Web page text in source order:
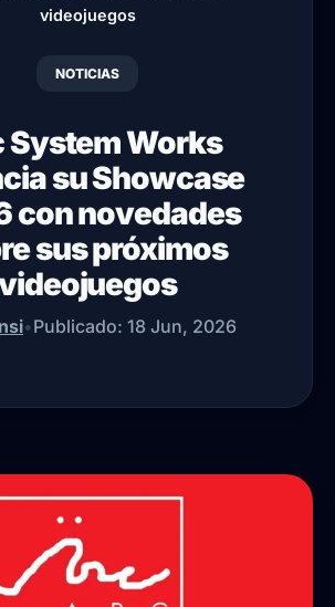
videojuegos
NOTICIAS
System Works
su Showcase
con novedades
sus próximos
•Publicado: 18 Jun, 2026